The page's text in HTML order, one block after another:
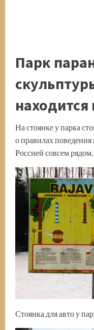
Парк
находится
На стоянке у парка
о правилах
Россией совсем рядом.
Стоянка для авто у